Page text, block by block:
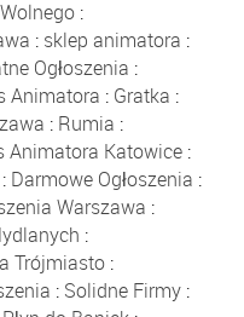
:
: sklep animatora :
Ogłoszenia :
Animatora : Gratka :
: Rumia :
Animatora Katowice :
: Darmowe Ogłoszenia :
Warszawa :
:
Trójmiasto :
: Solidne Firmy :